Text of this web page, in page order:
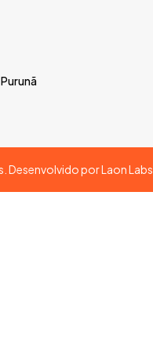
Desenvolvido porLaon Labs